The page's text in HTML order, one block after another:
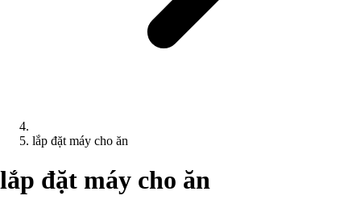
lắp đặt máy cho ăn
lắp đặt máy cho ăn